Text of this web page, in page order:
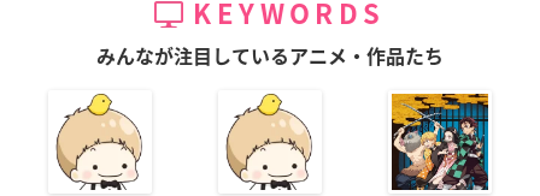
KEYWORDS
みんなが注目しているアニメ・作品たち